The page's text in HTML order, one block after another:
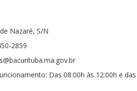
Nazaré, S/N
2859
Das 08:00h às 12:00h e